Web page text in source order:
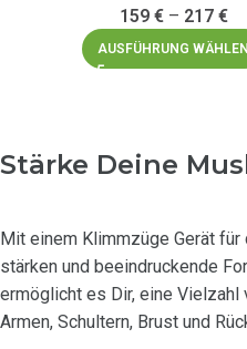
159 €– 217 €
AUSFÜHRUNG WÄHLEN
Stärke Deine
Mit einem Klimmzüge Gerät
stärken und beeindruckende
ermöglicht es Dir, eine
Armen, Schultern, Brust und